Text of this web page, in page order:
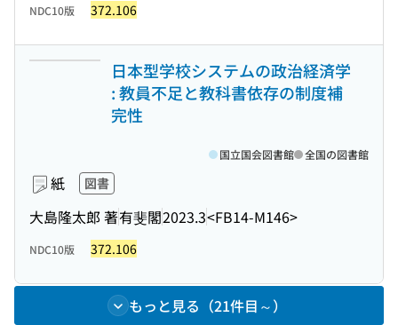
NDC10版 372.106
日本型学校システムの政治経済学
: 教員不足と教科書依存の制度補
完性
紙 図書
大島隆太郎 著有斐閣2023.3<FB14-M146>
国立国会図書館 全国の図書館
NDC10版 372.106
もっと見る（21件目～）